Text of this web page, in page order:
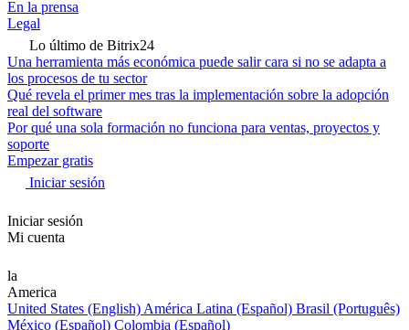
En la prensa
Legal
Lo último de Bitrix24
Una herramienta más económica puede salir cara si no se adapta a
los procesos de tu sector
Qué revela el primer mes tras la implementación sobre la adopción
real del software
Por qué una sola formación no funciona para ventas, proyectos y
soporte
Empezar gratis
Iniciar sesión
Iniciar sesión
Mi cuenta
la
America
United States (English) América Latina (Español) Brasil (Português)
México (Español) Colombia (Español)